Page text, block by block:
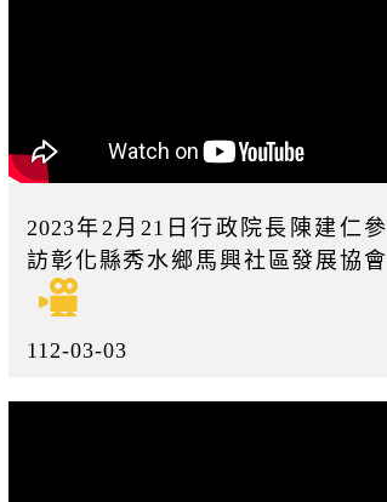
2023年2月21日行政院長陳建仁參
訪彰化縣秀水鄉馬興社區發展協會
112-03-03